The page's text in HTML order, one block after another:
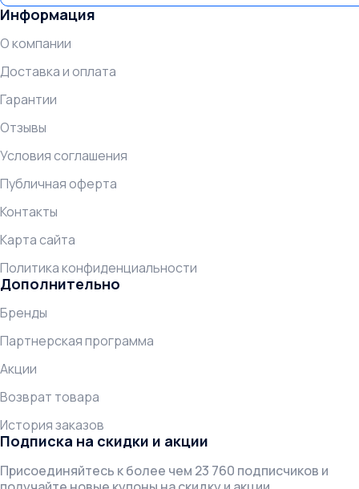
Информация
О компании
Доставка и оплата
Гарантии
Отзывы
Условия соглашения
Публичная оферта
Контакты
Карта сайта
Политика конфиденциальности
Дополнительно
Бренды
Партнерская программа
Акции
Возврат товара
История заказов
Подписка на скидки и акции
Присоединяйтесь к более чем 23 760 подписчиков и